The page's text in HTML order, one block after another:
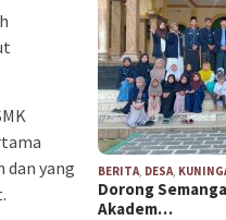
dan yang
BERITA, DESA,
Dorong
Akadem…